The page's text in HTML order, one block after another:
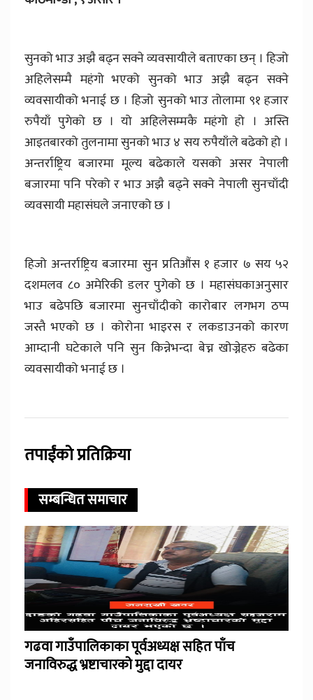
सुनको भाउ अझै बढ्न सक्ने व्यवसायीले बताएका छन् । हिजो
अहिलेसम्मै महंगो भएको सुनको भाउ अझै बढ्न सक्ने
व्यवसायीको भनाई छ । हिजो सुनको भाउ तोलामा ९१ हजार
रुपैयाँ पुगेको छ । यो अहिलेसम्मकै महंगो हो । अस्ति
आइतबारको तुलनामा सुनको भाउ ४ सय रुपैयाँले बढेको हो ।
अन्तर्राष्ट्रिय बजारमा मूल्य बढेकाले यसको असर नेपाली
बजारमा पनि परेको र भाउ अझै बढ्ने सक्ने नेपाली सुनचाँदी
व्यवसायी महासंघले जनाएको छ ।
हिजो अन्तर्राष्ट्रिय बजारमा सुन प्रतिऔंस १ हजार ७ सय ५२
दशमलव ८० अमेरिकी डलर पुगेको छ । महासंघकाअनुसार
भाउ बढेपछि बजारमा सुनचाँदीको कारोबार लगभग ठप्प
जस्तै भएको छ । कोरोना भाइरस र लकडाउनको कारण
आम्दानी घटेकाले पनि सुन किन्नेभन्दा बेच्न खोज्नेहरु बढेका
व्यवसायीको भनाई छ ।
तपाईंको प्रतिक्रिया
सम्बन्धित समाचार
गढवा गाउँपालिकाका पूर्वअध्यक्ष सहित पाँच
जनाविरुद्ध भ्रष्टाचारको मुद्दा दायर